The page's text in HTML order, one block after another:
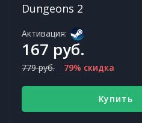
Dungeons 2
Активация:
167 руб.
779 руб. 79% скидка
Купить